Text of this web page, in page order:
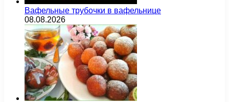
Вафельные трубочки в вафельнице
08.08.2026